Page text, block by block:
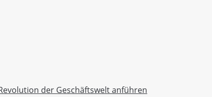
der Geschäftswelt anführen